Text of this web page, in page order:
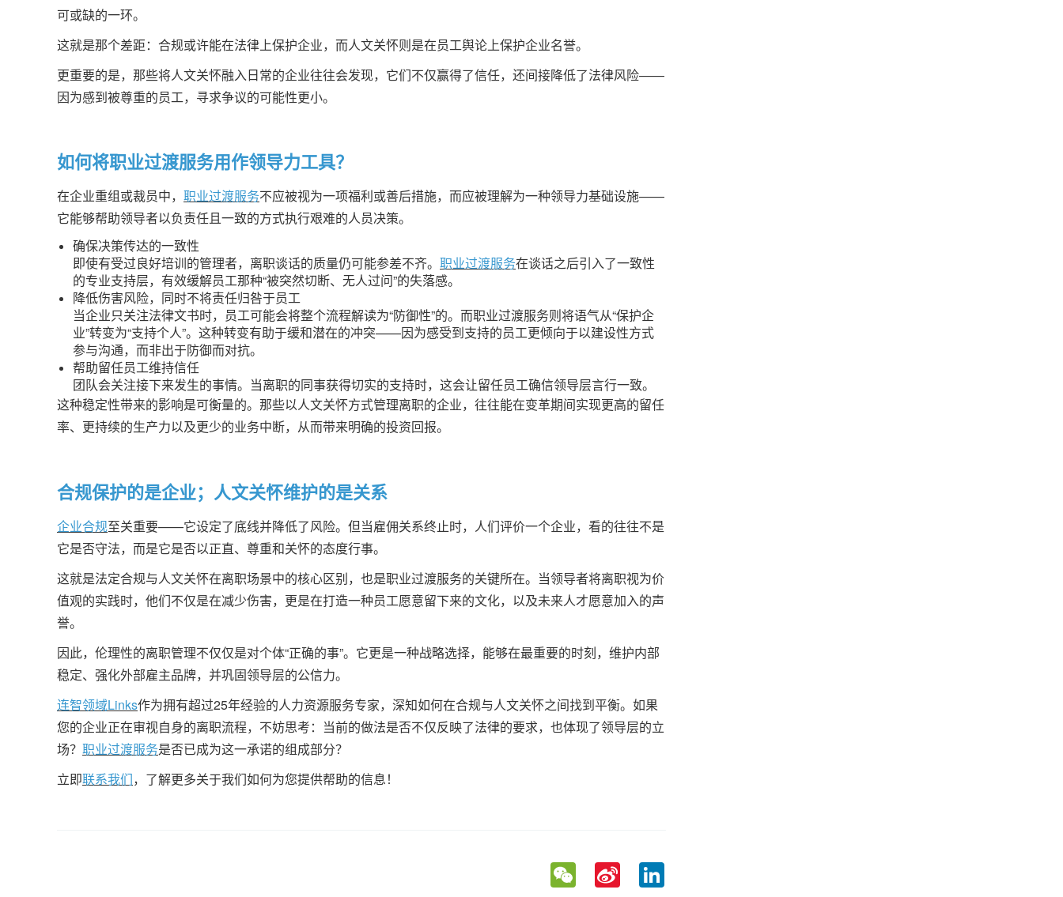
可或缺的一环。
这就是那个差距：合规或许能在法律上保护企业，而人文关怀则是在员工舆论上保护企业名誉。
更重要的是，那些将人文关怀融入日常的企业往往会发现，它们不仅赢得了信任，还间接降低了法律风险——
因为感到被尊重的员工，寻求争议的可能性更小。
如何将职业过渡服务用作领导力工具？
在企业重组或裁员中， 职业过渡服务不应被视为一项福利或善后措施，而应被理解为一种领导力基础设施——
它能够帮助领导者以负责任且一致的方式执行艰难的人员决策。
确保决策传达的一致性
即使有受过良好培训的管理者，离职谈话的质量仍可能参差不齐。 职业过渡服务在谈话之后引入了一致性
的专业支持层，有效缓解员工那种“被突然切断、无人过问”的失落感。
降低伤害风险，同时不将责任归咎于员工
当企业只关注法律文书时，员工可能会将整个流程解读为“防御性”的。而职业过渡服务则将语气从“保护企
业”转变为“支持个人”。这种转变有助于缓和潜在的冲突——因为感受到支持的员工更倾向于以建设性方式
参与沟通，而非出于防御而对抗。
帮助留任员工维持信任
团队会关注接下来发生的事情。当离职的同事获得切实的支持时，这会让留任员工确信领导层言行一致。
这种稳定性带来的影响是可衡量的。那些以人文关怀方式管理离职的企业，往往能在变革期间实现更高的留任
率、更持续的生产力以及更少的业务中断，从而带来明确的投资回报。
合规保护的是企业；人文关怀维护的是关系
企业合规至关重要——它设定了底线并降低了风险。但当雇佣关系终止时，人们评价一个企业，看的往往不是
它是否守法，而是它是否以正直、尊重和关怀的态度行事。
这就是法定合规与人文关怀在离职场景中的核心区别，也是职业过渡服务的关键所在。当领导者将离职视为价
值观的实践时，他们不仅是在减少伤害，更是在打造一种员工愿意留下来的文化，以及未来人才愿意加入的声
誉。
因此，伦理性的离职管理不仅仅是对个体“正确的事”。它更是一种战略选择，能够在最重要的时刻，维护内部
稳定、强化外部雇主品牌，并巩固领导层的公信力。
连智领域Links作为拥有超过25年经验的人力资源服务专家，深知如何在合规与人文关怀之间找到平衡。如果
您的企业正在审视自身的离职流程，不妨思考：当前的做法是否不仅反映了法律的要求，也体现了领导层的立
场？ 职业过渡服务是否已成为这一承诺的组成部分？
立即联系我们，了解更多关于我们如何为您提供帮助的信息！
WeChat
Sina
Weibo